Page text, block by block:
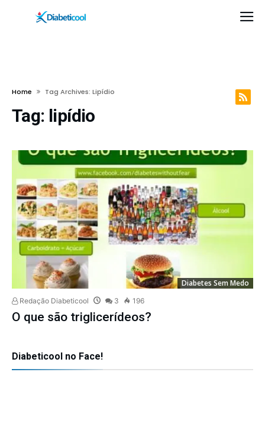
Home Tag Archives: Lipídio
Tag: lipídio
Diabetes Sem Medo
Redação Diabeticool 3 196
O que são triglicerídeos?
Diabeticool no Face!